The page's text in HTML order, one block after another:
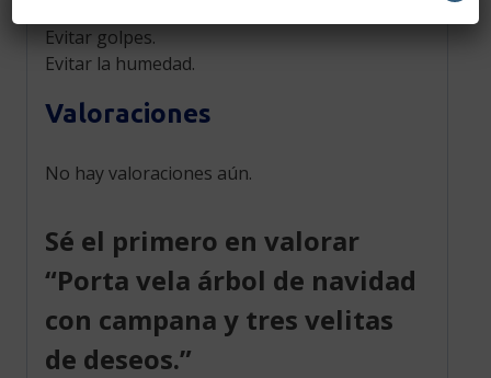
Evitar golpes.
Evitar la humedad.
Valoraciones
No hay valoraciones aún.
Sé el primero en valorar
“Porta vela árbol de navidad
con campana y tres velitas
de deseos.”